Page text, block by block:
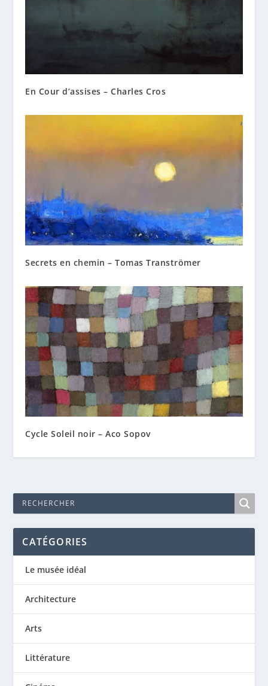
En Cour d’assises – Charles Cros
Secrets en chemin – Tomas Tranströmer
Cycle Soleil noir – Aco Sopov
CATÉGORIES
Le musée idéal
Architecture
Arts
Littérature